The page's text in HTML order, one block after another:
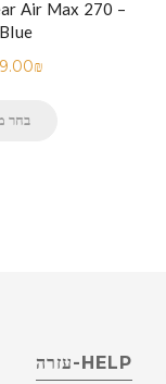
₪
בחר
HELP-עזרה